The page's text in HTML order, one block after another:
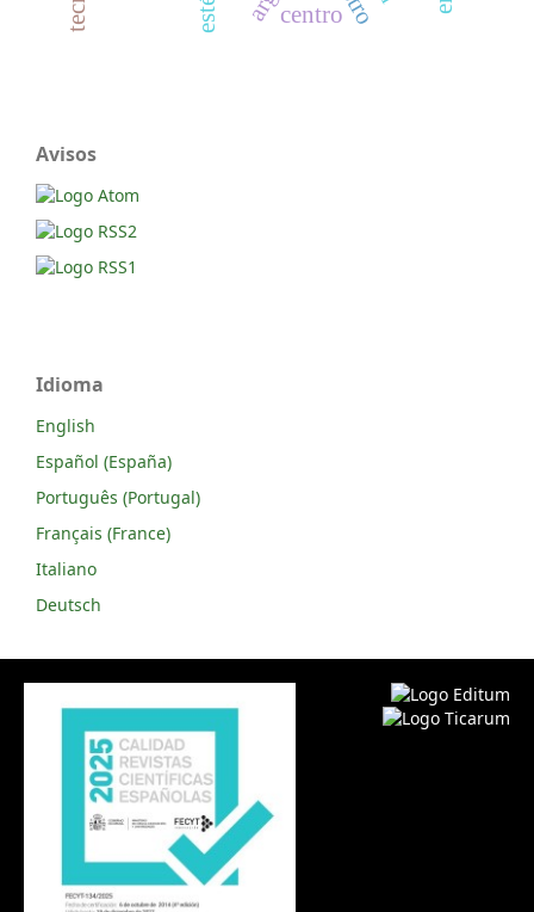
centro
Avisos
Idioma
English
Español (España)
Português (Portugal)
Français (France)
Italiano
Deutsch